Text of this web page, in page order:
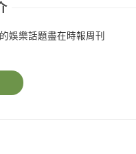
娛樂話題盡在時報周刊